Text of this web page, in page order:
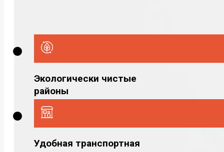
Экологически чистые
районы
Удобная транспортная